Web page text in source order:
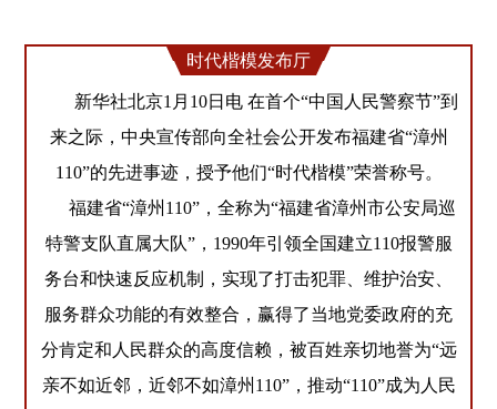
时代楷模发布厅
新华社北京1月10日电 在首个“中国人民警察节”到
来之际，中央宣传部向全社会公开发布福建省“漳州
110”的先进事迹，授予他们“时代楷模”荣誉称号。
福建省“漳州110”，全称为“福建省漳州市公安局巡
特警支队直属大队”，1990年引领全国建立110报警服
务台和快速反应机制，实现了打击犯罪、维护治安、
服务群众功能的有效整合，赢得了当地党委政府的充
分肯定和人民群众的高度信赖，被百姓亲切地誉为“远
亲不如近邻，近邻不如漳州110”，推动“110”成为人民